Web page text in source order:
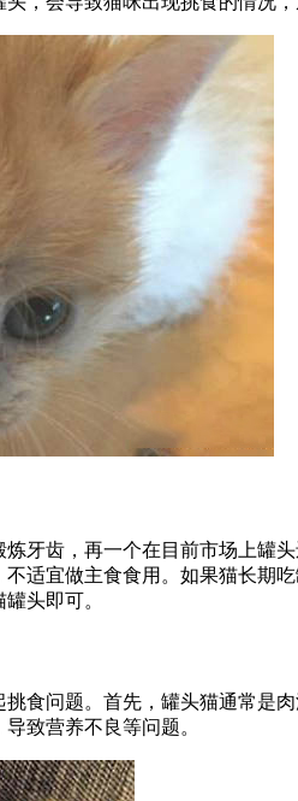
牙齿，再一个在目前市场上罐
适宜做主食食用。如果猫长期
头即可。
食问题。首先，罐头猫通常是
致营养不良等问题。